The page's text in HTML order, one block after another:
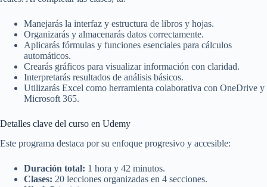
Manejarás la interfaz y estructura de libros y hojas.
Organizarás y almacenarás datos correctamente.
Aplicarás fórmulas y funciones esenciales para cálculos
automáticos.
Crearás gráficos para visualizar información con claridad.
Interpretarás resultados de análisis básicos.
Utilizarás Excel como herramienta colaborativa con OneDrive y
Microsoft 365.
Detalles clave del curso en Udemy
Este programa destaca por su enfoque progresivo y accesible:
Duración total: 1 hora y 42 minutos.
Clases: 20 lecciones organizadas en 4 secciones.